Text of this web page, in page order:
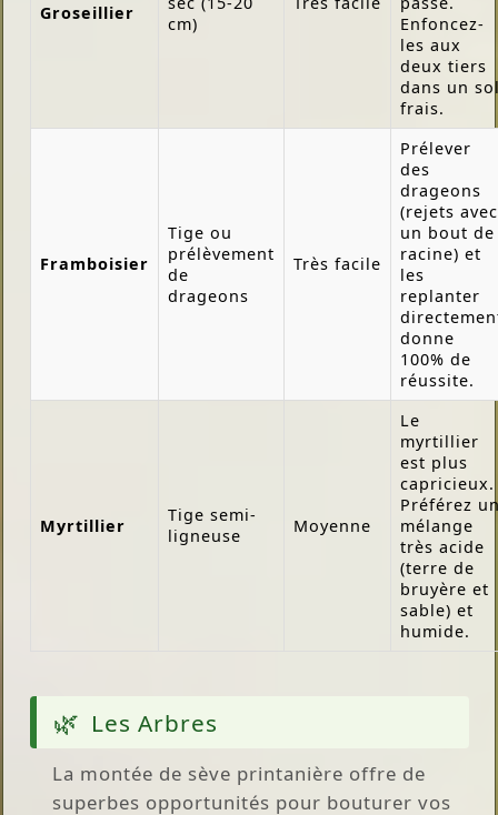
Groseillier
cm)
Enfoncez-
les aux
deux tiers
dans un
frais.
Framboisier
Tige ou
prélèvement
de
drageons
Très facile
Prélever
des
drageons
(rejets avec
un bout de
racine) et
les
replanter
donne
100% de
réussite.
Myrtillier
Tige semi-
ligneuse
Moyenne
Le
myrtillier
est plus
capricieux.
Préférez
mélange
très acide
(terre de
bruyère et
sable) et
humide.
Les Arbres
La montée de sève printanière offre de
superbes opportunités pour bouturer vos